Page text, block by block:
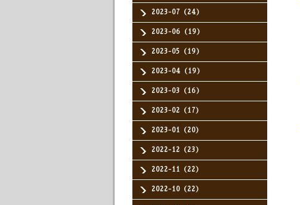
2023-07（24）
2023-06（19）
2023-05（19）
2023-04（19）
2023-03（16）
2023-02（17）
2023-01（20）
2022-12（23）
2022-11（22）
2022-10（22）